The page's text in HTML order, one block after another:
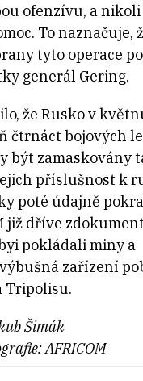
ofenzívu, a
To naznačuje,
tyto operace
generál Gering.
že Rusko v
čtrnáct bojových
být zamaskovány
příslušnost k
poté údajně
již dříve
pokládali miny a
zařízení
Tripolisu.
Šimák
AFRICOM